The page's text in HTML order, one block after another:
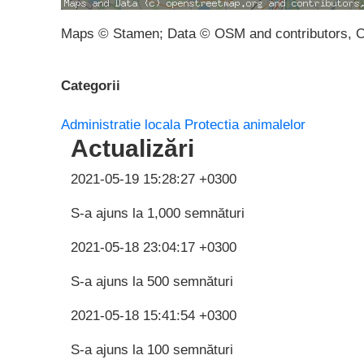
Maps © Stamen; Data © OSM and contributors,
Categorii
Administratie locala Protectia animalelor
Actualizări
2021-05-19 15:28:27 +0300
S-a ajuns la 1,000 semnături
2021-05-18 23:04:17 +0300
S-a ajuns la 500 semnături
2021-05-18 15:41:54 +0300
S-a ajuns la 100 semnături